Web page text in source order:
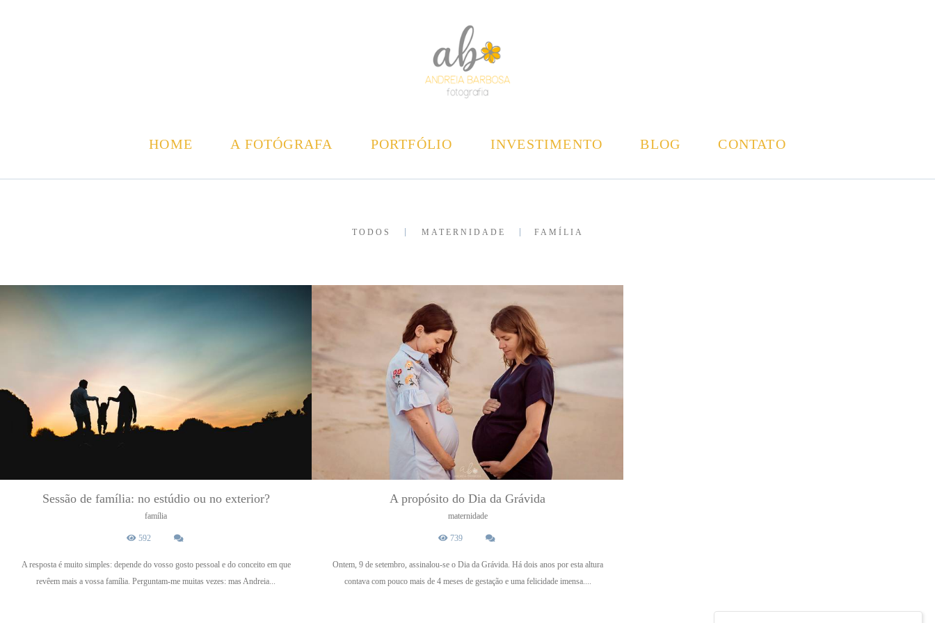
HOME A FOTÓGRAFA PORTFÓLIO INVESTIMENTO BLOG CONTATO
TODOS MATERNIDADE FAMÍLIA
Sessão de família: no estúdio ou no exterior?
família
592
A resposta é muito simples: depende do vosso gosto pessoal e do conceito em que
revêem mais a vossa família. Perguntam-me muitas vezes: mas Andreia...
A propósito do Dia da Grávida
maternidade
739
Ontem, 9 de setembro, assinalou-se o Dia da Grávida. Há dois anos por esta altura
contava com pouco mais de 4 meses de gestação e uma felicidade imensa....